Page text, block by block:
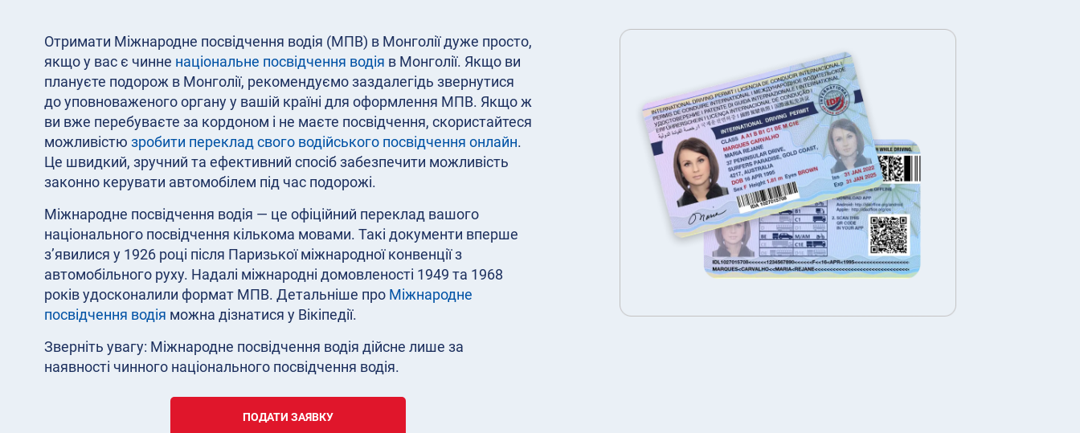
Отримати Міжнародне посвідчення водія (МПВ) в Монголії дуже просто,
якщо у вас є чинне національне посвідчення водія в Монголії. Якщо ви
плануєте подорож в Монголії, рекомендуємо заздалегідь звернутися
до уповноваженого органу у вашій країні для оформлення МПВ. Якщо ж
ви вже перебуваєте за кордоном і не маєте посвідчення, скористайтеся
можливістю зробити переклад свого водійського посвідчення онлайн.
Це швидкий, зручний та ефективний спосіб забезпечити можливість
законно керувати автомобілем під час подорожі.
Міжнародне посвідчення водія — це офіційний переклад вашого
національного посвідчення кількома мовами. Такі документи вперше
з’явилися у 1926 році після Паризької міжнародної конвенції з
автомобільного руху. Надалі міжнародні домовленості 1949 та 1968
років удосконалили формат МПВ. Детальніше про Міжнародне
посвідчення водія можна дізнатися у Вікіпедії.
Зверніть увагу: Міжнародне посвідчення водія дійсне лише за
наявності чинного національного посвідчення водія.
ПОДАТИ ЗАЯВКУ